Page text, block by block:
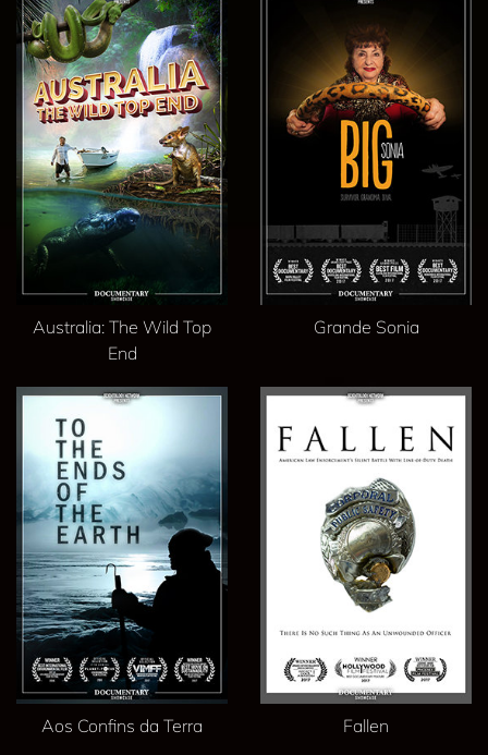
Australia: The Wild Top
End
Grande Sonia
Aos Confins da Terra Fallen